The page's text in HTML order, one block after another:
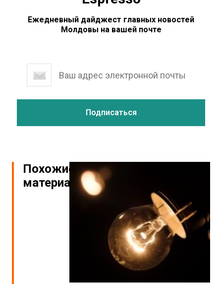
Ежедневный дайджест главных новостей
Молдовы на вашей почте
Похожие
материалы